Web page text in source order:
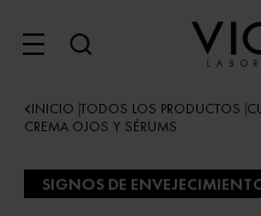
SITE MENU
INICIO TODOS LOS PRODUCTOS
CREMA OJOS Y SÉRUMS
SIGNOS DE